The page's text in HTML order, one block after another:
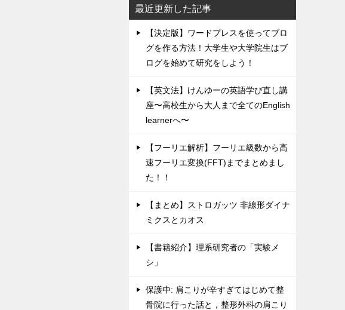
最近更新した記事
【決定版】ワードプレスを使ってブロ
グを作る方法！大学生や大学院生はブ
ログを始めて研究をしよう！
【英文法】けんゆーの英語学び直し講
座〜高校生から大人まで全てのEnglish
learnerへ〜
【フーリエ解析】フーリエ級数から高
速フーリエ変換(FFT)までまとめまし
た！！
【まとめ】ストロガッツ 非線形ダイナ
ミクスとカオス
【書籍紹介】理系研究者の「実験メ
シ」
保護中: 肩こりが辛すぎてはじめて整
骨院に行った話と，整形外科の肩こり